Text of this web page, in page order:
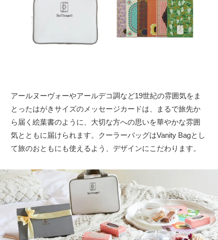
アールヌーヴォーやアールデコ調など19世紀の雰囲気をま
とったはがきサイズのメッセージカードは、まるで旅先か
ら届く絵葉書のように、大切な方への思いを華やかな雰囲
気とともに届けられます。クーラーバッグはVanity Bagとし
て旅のおともにも使えるよう、デザインにこだわります。